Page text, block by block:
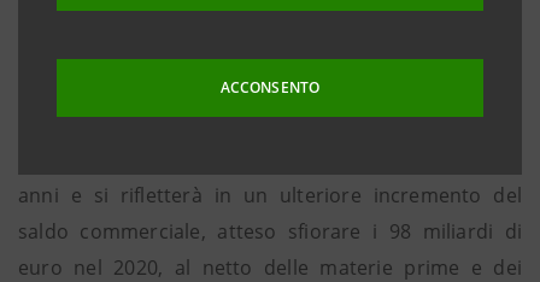
ACCONSENTO
manufatti hanno mantenuto ritmi di sviluppo
europea, conservando o guadagnando quote in un
ampio ventaglio di mercati. La buona competitività
anni e si rifletterà in un ulteriore incremento del
saldo commerciale, atteso sfiorare i 98 miliardi di
euro nel 2020, al netto delle materie prime e dei